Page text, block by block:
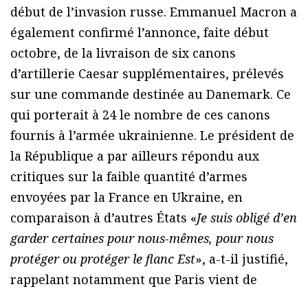
début de l’invasion russe. Emmanuel Macron a
également confirmé l’annonce, faite début
octobre, de la livraison de six canons
d’artillerie Caesar supplémentaires, prélevés
sur une commande destinée au Danemark. Ce
qui porterait à 24 le nombre de ces canons
fournis à l’armée ukrainienne. Le président de
la République a par ailleurs répondu aux
critiques sur la faible quantité d’armes
envoyées par la France en Ukraine, en
comparaison à d’autres États «Je suis obligé d’en
garder certaines pour nous-mêmes, pour nous
protéger ou protéger le flanc Est», a-t-il justifié,
rappelant notamment que Paris vient de